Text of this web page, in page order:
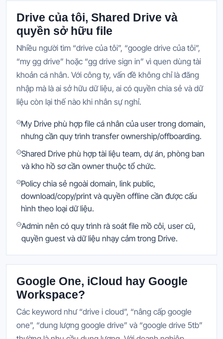
Drive của tôi, Shared Drive và
quyền sở hữu file
Nhiều người tìm “drive của tôi”, “google drive của tôi”,
“my gg drive” hoặc “gg drive sign in” vì quen dùng tài
khoản cá nhân. Với công ty, vấn đề không chỉ là đăng
nhập mà là ai sở hữu dữ liệu, ai có quyền chia sẻ và dữ
liệu còn lại thế nào khi nhân sự nghỉ.
My Drive phù hợp file cá nhân của user trong domain,
nhưng cần quy trình transfer ownership/offboarding.
Shared Drive phù hợp tài liệu team, dự án, phòng ban
và kho hồ sơ cần owner thuộc tổ chức.
Policy chia sẻ ngoài domain, link public,
download/copy/print và quyền offline cần được cấu
hình theo loại dữ liệu.
Admin nên có quy trình rà soát file mồ côi, user cũ,
quyền guest và dữ liệu nhạy cảm trong Drive.
Google One, iCloud hay Google
Workspace?
Các keyword như “drive i cloud”, “nâng cấp google
one”, “dung lượng google drive” và “google drive 5tb”